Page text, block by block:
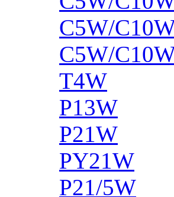
C5W/
C5W/
T4W
P13W
P21W
PY21W
P21/5W